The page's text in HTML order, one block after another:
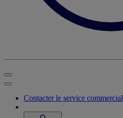
Contacter le service commercial